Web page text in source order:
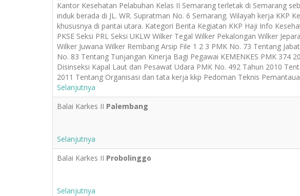
Kantor Kesehatan Pelabuhan Kelas II Semarang terletak di Semarang
induk berada di JL. WR. Supratman No. 6 Semarang. Wilayah kerja KKP
khususnya di pantai utara. Kategori Berita Kegiatan KKP Haji Info
PKSE Seksi PRL Seksi UKLW Wilker Tegal Wilker Pekalongan Wilker
Wilker Juwana Wilker Rembang Arsip File 1 2 3 PMK No. 73 Tentang
No. 83 Tentang Tunjangan Kinerja Bagi Pegawai KEMENKES PMK 374
Disinseksi Kapal Laut dan Pesawat Udara PMK No. 492 Tahun 2010
2011 Tentang Organisasi dan tata kerja kkp Pedoman Teknis
Selanjutnya
Balai Karkes II Palembang
Selanjutnya
Balai Karkes II Probolinggo
Selanjutnya